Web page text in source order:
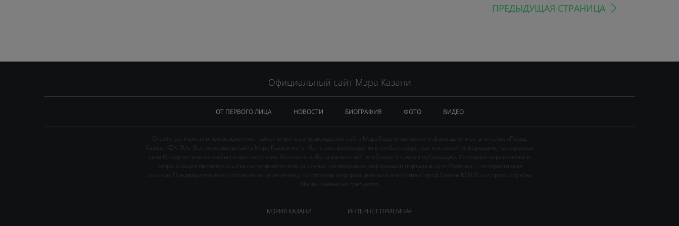
ПРЕДЫДУЩАЯ СТРАНИЦА
Официальный сайт Мэра Казани
ОТ ПЕРВОГО ЛИЦА НОВОСТИ БИОГРАФИЯ ФОТО ВИДЕО
Ответственным за информационное наполнение и сопровождение сайта Мэра Казани является информационное агентство «Город
Казань KZN.RU». Все материалы сайта Мэра Казани могут быть воспроизведены в любых средствах массовой информации, на серверах
сети Интернет или на любых иных носителях без каких-либо ограничений по объему и срокам публикации. Условием перепечатки и
ретрансляции является ссылка на первоисточник (в случае копирования информации портала в сети Интернет - интерактивная
ссылка). Предварительного согласия на перепечатку со стороны информационного агентства «Город Казань KZN.RU» и пресс-службы
Мэрии Казани не требуется.
МЭРИЯ КАЗАНИ ИНТЕРНЕТ-ПРИЕМНАЯ